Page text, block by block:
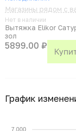
Магазины рядом с
Нет в наличии
Вытяжка Elikor
зол
5899.00 ₽
График
7,000